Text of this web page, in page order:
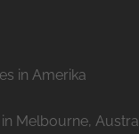
in Amerika
Melbourne,